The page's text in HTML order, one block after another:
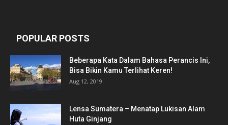
POPULAR POSTS
Beberapa Kata Dalam Bahasa Perancis Ini,
Bisa Bikin Kamu Terlihat Keren!
Aug 12, 2019
Lensa Sumatera – Menatap Lukisan Alam
Huta Ginjang